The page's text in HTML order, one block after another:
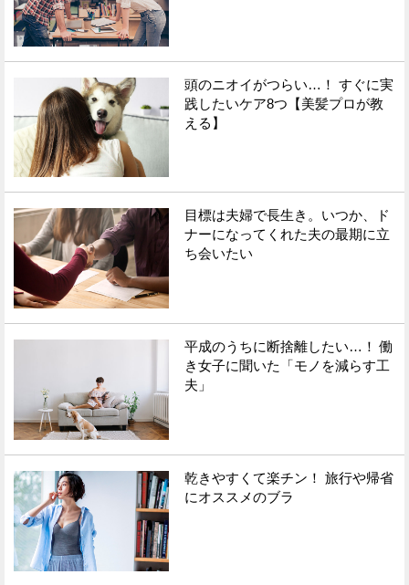
頭のニオイがつらい…！ すぐに実
践したいケア8つ【美髪プロが教
える】
目標は夫婦で長生き。いつか、ド
ナーになってくれた夫の最期に立
ち会いたい
平成のうちに断捨離したい…！ 働
き女子に聞いた「モノを減らす工
夫」
乾きやすくて楽チン！ 旅行や帰省
にオススメのブラ